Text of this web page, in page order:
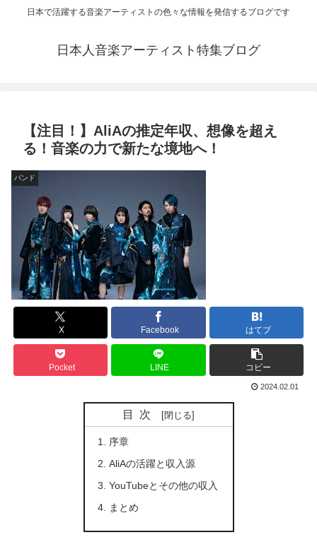
日本で活躍する音楽アーティストの色々な情報を発信するブログです
日本人音楽アーティスト特集ブログ
【注目！】AliAの推定年収、想像を超え
る！音楽の力で新たな境地へ！
バンド
X Facebook はてブ
Pocket LINE コピー
2024.02.01
目次
序章
AliAの活躍と収入源
YouTubeとその他の収入
まとめ